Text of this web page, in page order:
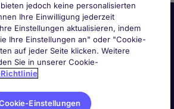
jedoch keine personalisierten
Ihre Einwilligung jederzeit
Einstellungen aktualisieren, indem
Ihre Einstellungen an" oder "Cookie-
auf jeder Seite klicken. Weitere
Sie in unserer Cookie-
Einstellungen